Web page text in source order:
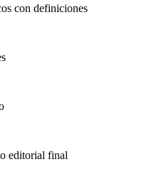
con definiciones
editorial final